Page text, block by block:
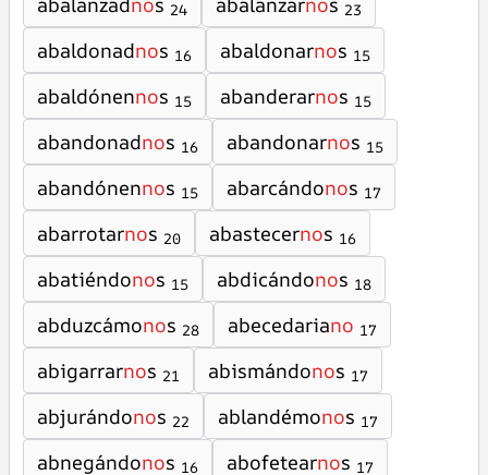
24 23
abaldonadnos 16 abaldonarnos 15
abaldónennos 15 abanderarnos 15
abandonadnos 16 abandonarnos 15
abandónennos 15 abarcándonos 17
abarrotarnos 20 abastecernos 16
abatiéndonos 15 abdicándonos 18
abduzcámonos 28 abecedariano 17
abigarrarnos 21 abismándonos 17
abjurándonos 22 ablandémonos 17
abnegándonos 16 abofetearnos 17